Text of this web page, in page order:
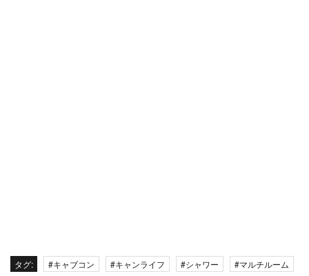
タグ: #キャブコン #キャンライフ #シャワー #マルチルーム